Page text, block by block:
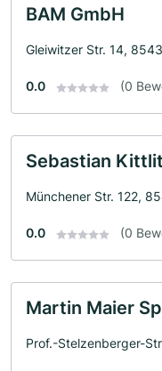
BAM GmbH
Gleiwitzer Str. 14,
0.0 (0
Sebastian
Münchener Str. 122,
0.0 (0
Martin Maier
Prof.-Stelzenberger-